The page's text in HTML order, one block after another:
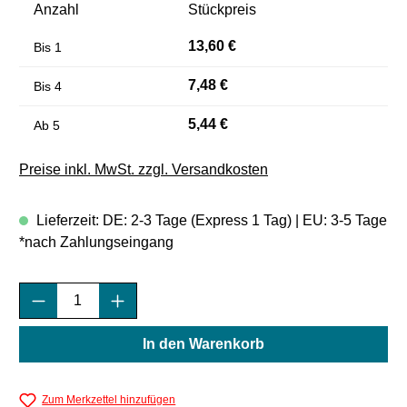
Anzahl Stückpreis
Bis 1 13,60 €
Bis 4 7,48 €
Ab 5 5,44 €
Preise inkl. MwSt. zzgl. Versandkosten
Lieferzeit: DE: 2-3 Tage (Express 1 Tag) | EU: 3-5 Tage
*nach Zahlungseingang
Produkt Anzahl: Gib den gewünschten
In den Warenkorb
Zum Merkzettel hinzufügen